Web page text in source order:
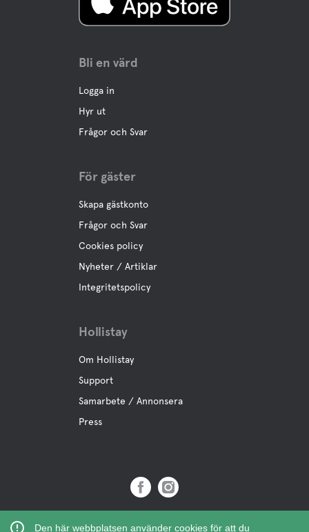
Den här webbplatsen använder cookies för att du
Bli en värd
Logga in
Hyr ut
Frågor och Svar
För gäster
Skapa gästkonto
Frågor och Svar
Cookies policy
Nyheter / Artiklar
Integritetspolicy
Hollistay
Om Hollistay
Support
Samarbete / Annonsera
Press